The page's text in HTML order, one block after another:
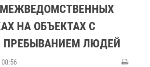
НА ОБЪЕКТАХ С
ЛЮДЕЙ
08:56